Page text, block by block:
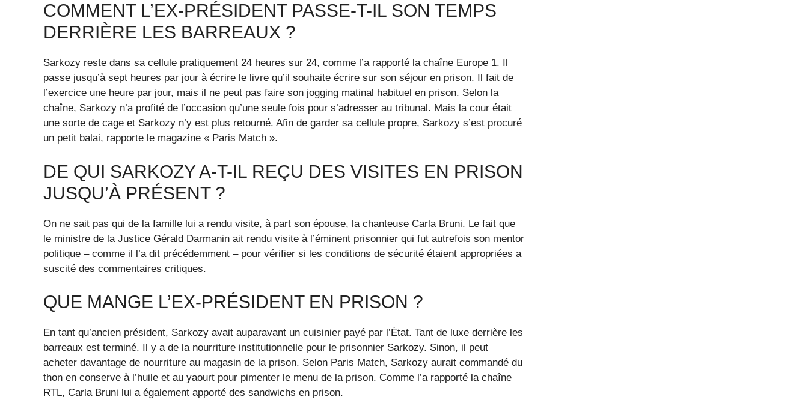
COMMENT L’EX-PRÉSIDENT PASSE-T-IL SON TEMPS
DERRIÈRE LES BARREAUX ?
Sarkozy reste dans sa cellule pratiquement 24 heures sur 24, comme l’a rapporté la chaîne Europe 1. Il
passe jusqu’à sept heures par jour à écrire le livre qu’il souhaite écrire sur son séjour en prison. Il fait de
l’exercice une heure par jour, mais il ne peut pas faire son jogging matinal habituel en prison. Selon la
chaîne, Sarkozy n’a profité de l’occasion qu’une seule fois pour s’adresser au tribunal. Mais la cour était
une sorte de cage et Sarkozy n’y est plus retourné. Afin de garder sa cellule propre, Sarkozy s’est procuré
un petit balai, rapporte le magazine « Paris Match ».
DE QUI SARKOZY A-T-IL REÇU DES VISITES EN PRISON
JUSQU’À PRÉSENT ?
On ne sait pas qui de la famille lui a rendu visite, à part son épouse, la chanteuse Carla Bruni. Le fait que
le ministre de la Justice Gérald Darmanin ait rendu visite à l’éminent prisonnier qui fut autrefois son mentor
politique – comme il l’a dit précédemment – pour vérifier si les conditions de sécurité étaient appropriées a
suscité des commentaires critiques.
QUE MANGE L’EX-PRÉSIDENT EN PRISON ?
En tant qu’ancien président, Sarkozy avait auparavant un cuisinier payé par l’État. Tant de luxe derrière les
barreaux est terminé. Il y a de la nourriture institutionnelle pour le prisonnier Sarkozy. Sinon, il peut
acheter davantage de nourriture au magasin de la prison. Selon Paris Match, Sarkozy aurait commandé du
thon en conserve à l’huile et au yaourt pour pimenter le menu de la prison. Comme l’a rapporté la chaîne
RTL, Carla Bruni lui a également apporté des sandwichs en prison.